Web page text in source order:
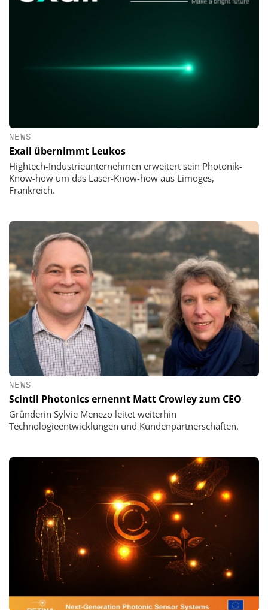
NEWS
Exail übernimmt Leukos
Hightech-Industrieunternehmen erweitert sein Photonik-
Know-how um das Laser-Know-how aus Limoges,
Frankreich.
NEWS
Scintil Photonics ernennt Matt Crowley zum CEO
Gründerin Sylvie Menezo leitet weiterhin
Technologieentwicklungen und Kundenpartnerschaften.